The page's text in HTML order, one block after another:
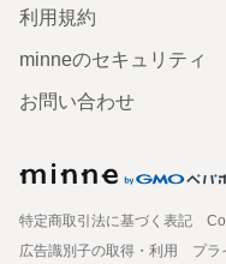
利用規約
minneのセキュリティ
お問い合わせ
特定商取引法に基づく表記
広告識別子の取得・利用
プラ